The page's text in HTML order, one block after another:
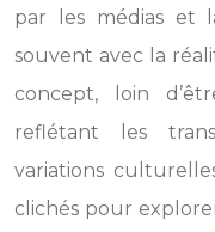
par les médias et
souvent avec la
concept, loin
reflétant les
variations
clichés pour